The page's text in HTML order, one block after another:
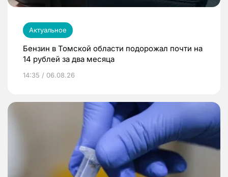
Актуальное
Бензин в Томской области подорожал почти на
14 рублей за два месяца
14:35 / 06.08.26